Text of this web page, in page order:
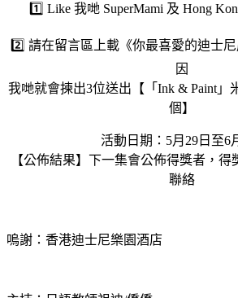
1️⃣ Like 我哋 SuperMami 及 Hong
2️⃣ 請在留言區上載《你最喜愛的迪士
因
我哋就會揀出3位送出【「Ink & Paint」
個】
活動日期：5月29日至6
【公佈結果】下一集會公佈得獎者，
聯絡
嗚謝：香港迪士尼樂園酒店